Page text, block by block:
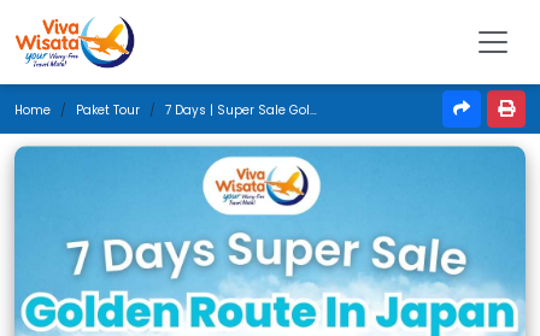
Home Paket Tour 7 Days | Super Sale Golden Route In Japan | Juli 2026 | Surabaya